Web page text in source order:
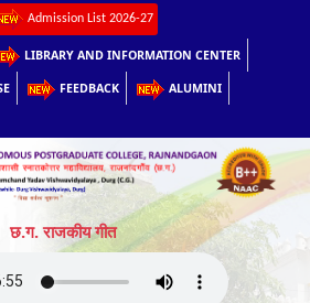
Admission List 2026-27
LIBRARY AND INFORMATION CENTER
FEEDBACK ALUMINI
छ.ग. राजकीय गीत